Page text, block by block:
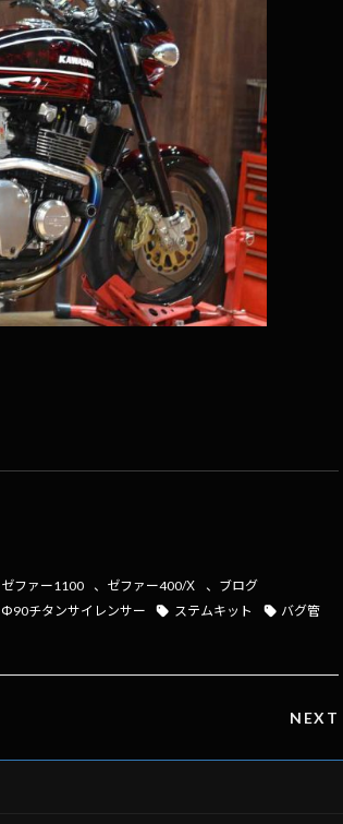
ゼファー1100 、 ゼファー400/Χ 、 ブログ
Ф90チタンサイレンサー ステムキット バグ管
NEXT